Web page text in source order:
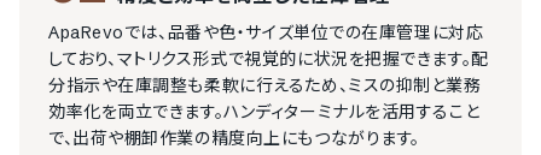
ApaRevoでは、品番や色・サイズ単位での在庫管理に対応
しており、マトリクス形式で視覚的に状況を把握できます。配
分指示や在庫調整も柔軟に行えるため、ミスの抑制と業務
効率化を両立できます。ハンディターミナルを活用すること
で、出荷や棚卸作業の精度向上にもつながります。